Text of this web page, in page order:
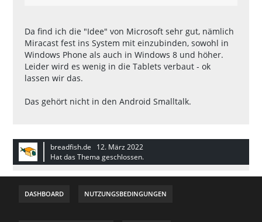
Da find ich die "Idee" von Microsoft sehr gut, nämlich
Miracast fest ins System mit einzubinden, sowohl in
Windows Phone als auch in Windows 8 und höher.
Leider wird es wenig in die Tablets verbaut - ok
lassen wir das.
Das gehört nicht in den Android Smalltalk.
breadfish.de
12. März 2022
Hat das Thema geschlossen.
DASHBOARD NUTZUNGSBEDINGUNGEN